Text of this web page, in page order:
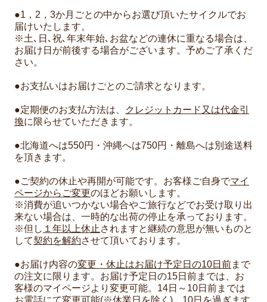
●1，2，3か月ごとの中からお選び頂いたサイクルでお
届けいたします。
※土､日､祝､年末年始､お盆などの連休に重なる場合は、
お届け日が前後する場合がございます。予めご了承くだ
さい。
●お支払いはお届けごとのご請求となります。
●定期便のお支払方法は、
クレジットカード又は代金引
換に限らせていただきます。
●北海道へは550円・沖縄へは750円・離島へは別途送料
を頂きます。
●ご契約の休止や再開が可能です。お客様ご自身でマイ
ページからご変更のほどお願いします。
※消費が追いつかない場合やご旅行などでお受け取り出
来ない場合は、一時的な出荷の停止を承っております。
※但し １年以上休止 されますと継続の意思が無いものと
して契約を解約させて頂いております。
●お届け内容の変更・休止はお届け予定日の10日前まで
の注文に限ります。お届け予定日の15日前までは、お
客様のマイページより変更可能。14日～10日前までは
お電話にて変更可能(※休業日を除く)。10日を過ぎます